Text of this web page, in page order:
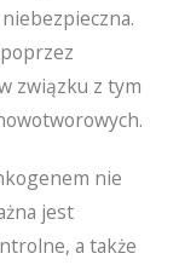
związku z tym
nie
jest
a także